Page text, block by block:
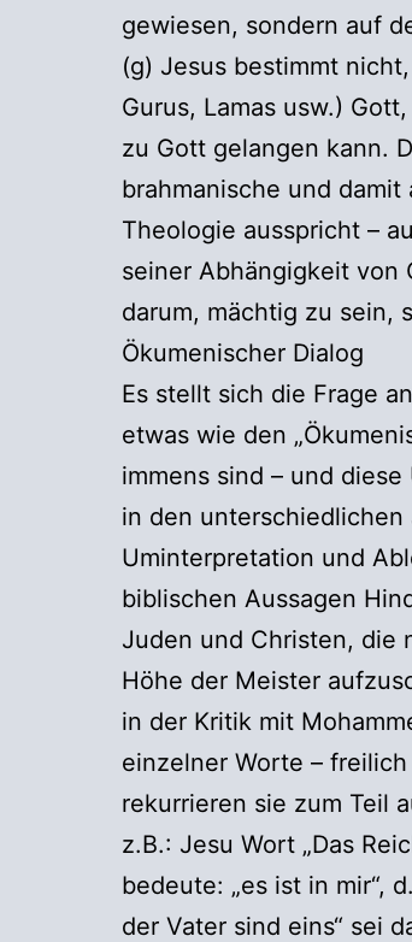
gewiesen, sondern auf
(g) Jesus bestimmt
Gurus, Lamas usw.)
zu Gott gelangen kann.
brahmanische und
Theologie ausspricht –
seiner Abhängigkeit von
darum, mächtig zu sein,
Ökumenischer Dialog
Es stellt sich die Frage
etwas wie den
immens sind – und
in den unterschiedlichen
Uminterpretation und
biblischen Aussagen
Juden und Christen, die
Höhe der Meister
in der Kritik mit
einzelner Worte –
rekurrieren sie zum Teil
z.B.: Jesu Wort „Das
bedeute: „es ist in mir“,
der Vater sind eins“ sei